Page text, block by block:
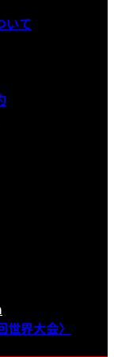
いて
界大会〉